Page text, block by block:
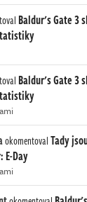
Baldur's Gate 3
Baldur's Gate 3
okomentovalTady
E-Day